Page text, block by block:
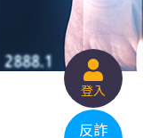
登入
反詐